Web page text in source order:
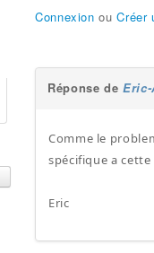
Connexion ouCréer
Réponse deEric-
Comme le
spécifique a
Eric